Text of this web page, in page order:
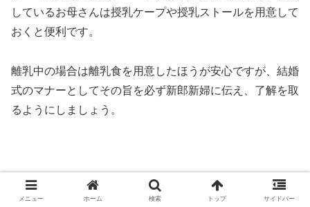
しているお母さんは授乳ケープや授乳ストールを用意して
おくと便利です。
離乳中の場合は離乳食を用意したほうが安心ですが、結婚
式のマナーとしてその旨を必ず新郎新婦に伝え、了解を取
るようにしましょう。
メニュー ホーム 検索 トップ サイドバー